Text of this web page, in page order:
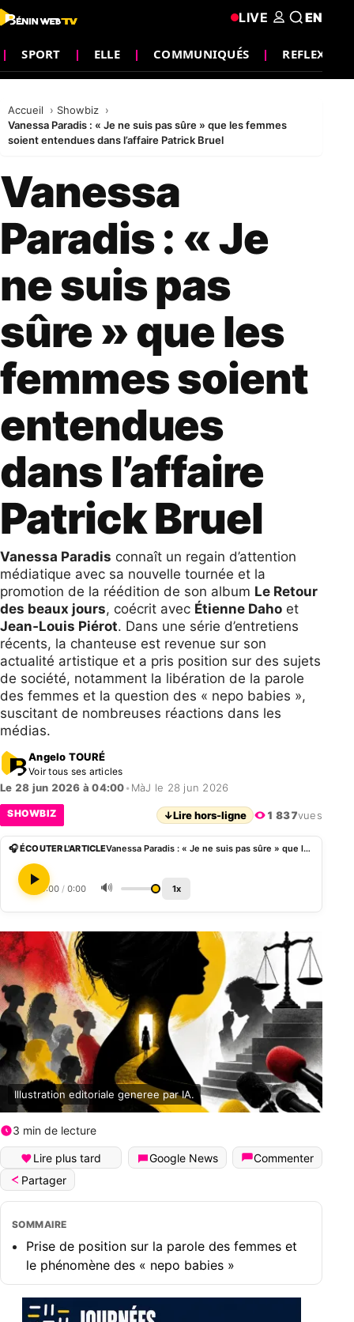
SPORT ELLE COMMUNIQUÉS REFLEXION
LIVE EN
Accueil
Showbiz
Vanessa Paradis : « Je ne suis pas sûre » que les femmes
soient entendues dans l’affaire Patrick Bruel
Vanessa
Paradis : « Je
ne suis pas
sûre » que les
femmes soient
entendues
dans l’affaire
Patrick Bruel
Vanessa Paradis connaît un regain d’attention
médiatique avec sa nouvelle tournée et la
promotion de la réédition de son album Le Retour
des beaux jours, coécrit avec Étienne Daho et
Jean‑Louis Piérot. Dans une série d’entretiens
récents, la chanteuse est revenue sur son
actualité artistique et a pris position sur des sujets
de société, notamment la libération de la parole
des femmes et la question des « nepo babies »,
suscitant de nombreuses réactions dans les
médias.
Angelo TOURÉ
Voir tous ses articles
Le 28 jun 2026 à 04:00• MàJ le 28 jun 2026
SHOWBIZ ↓Lire hors-ligne 1 837vues
🎧 ÉCOUTER L'ARTICLE Vanessa Paradis : « Je ne suis pas sûre » que les femmes soient entendues dans l’affaire Patrick Bruel
0:00 / 0:00 🔊 1x
Illustration editoriale generee par IA.
3 min de lecture
Lire plus tard Google News
Commenter
Partager
SOMMAIRE
Prise de position sur la parole des femmes et
le phénomène des « nepo babies »